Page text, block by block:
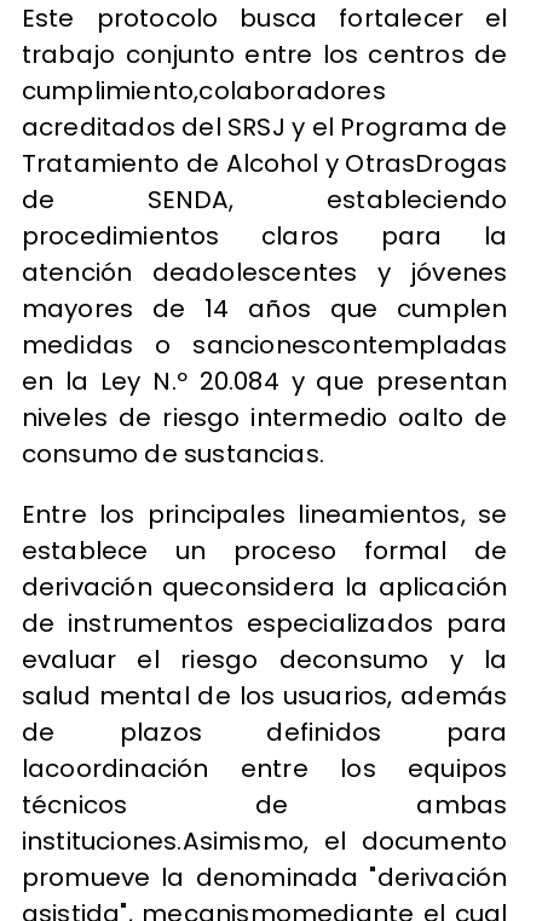
Este protocolo busca fortalecer el
trabajo conjunto entre los centros de
cumplimiento,colaboradores
acreditados del SRSJ y el Programa de
Tratamiento de Alcohol y OtrasDrogas
de SENDA, estableciendo
procedimientos claros para la
atención deadolescentes y jóvenes
mayores de 14 años que cumplen
medidas o sancionescontempladas
en la Ley N.º 20.084 y que presentan
niveles de riesgo intermedio oalto de
consumo de sustancias.
Entre los principales lineamientos, se
establece un proceso formal de
derivación queconsidera la aplicación
de instrumentos especializados para
evaluar el riesgo deconsumo y la
salud mental de los usuarios, además
de plazos definidos para
lacoordinación entre los equipos
técnicos de ambas
instituciones.Asimismo, el documento
promueve la denominada "derivación
asistida", mecanismomediante el cual